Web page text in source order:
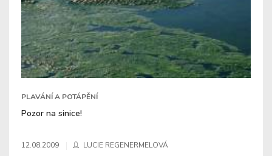
PLAVÁNÍ A POTÁPĚNÍ
Pozor na sinice!
12.08.2009 LUCIE REGENERMELOVÁ